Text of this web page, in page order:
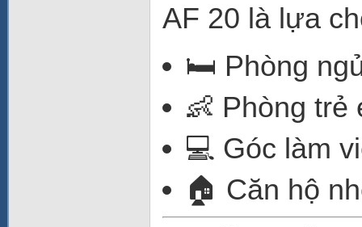
AF 20 là lựa
🛏️ Phòng
👶 Phòng trẻ
💻 Góc làm
🏠 Căn hộ